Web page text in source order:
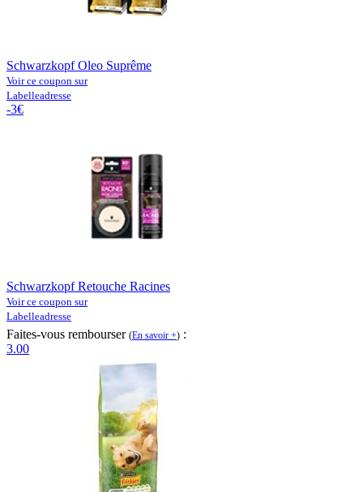
Schwarzkopf Oleo Suprême
Voir ce coupon sur
Labelleadresse
-3€
Schwarzkopf Retouche Racines
Voir ce coupon sur
Labelleadresse
Faites-vous rembourser (En savoir +) :
3.00